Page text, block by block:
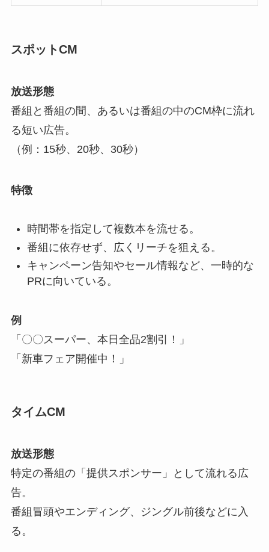
スポットCM
放送形態
番組と番組の間、あるいは番組の中のCM枠に流れ
る短い広告。
（例：15秒、20秒、30秒）
特徴
時間帯を指定して複数本を流せる。
番組に依存せず、広くリーチを狙える。
キャンペーン告知やセール情報など、一時的な
PRに向いている。
例
「〇〇スーパー、本日全品2割引！」
「新車フェア開催中！」
タイムCM
放送形態
特定の番組の「提供スポンサー」として流れる広
告。
番組冒頭やエンディング、ジングル前後などに入
る。